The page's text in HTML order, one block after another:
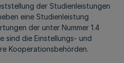
der Studienleistungen
eine Studienleistung
der unter Nummer 1.4
sind die Einstellungs- und
Kooperationsbehörden.